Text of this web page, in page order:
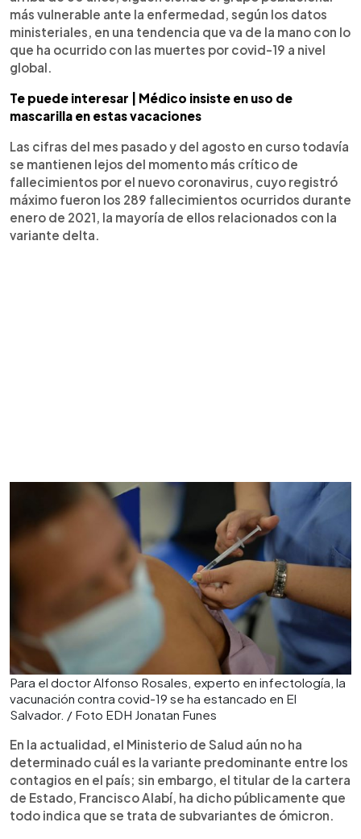
más vulnerable ante la enfermedad, según los datos
ministeriales, en una tendencia que va de la mano con lo
que ha ocurrido con las muertes por covid-19 a nivel
global.
Te puede interesar | Médico insiste en uso de
mascarilla en estas vacaciones
Las cifras del mes pasado y del agosto en curso todavía
se mantienen lejos del momento más crítico de
fallecimientos por el nuevo coronavirus, cuyo registró
máximo fueron los 289 fallecimientos ocurridos durante
enero de 2021, la mayoría de ellos relacionados con la
variante delta.
Para el doctor Alfonso Rosales, experto en infectología, la
vacunación contra covid-19 se ha estancado en El
Salvador. / Foto EDH Jonatan Funes
En la actualidad, el Ministerio de Salud aún no ha
determinado cuál es la variante predominante entre los
contagios en el país; sin embargo, el titular de la cartera
de Estado, Francisco Alabí, ha dicho públicamente que
todo indica que se trata de subvariantes de ómicron.